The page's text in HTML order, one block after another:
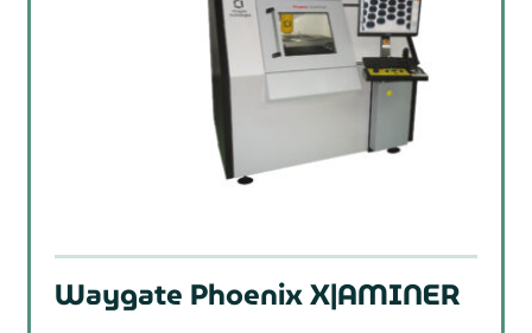
Waygate Phoenix X|AMINER